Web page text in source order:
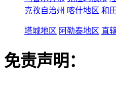
克孜自治州 喀什地区 和
塔城地区 阿勒泰地区 直
免责声明：